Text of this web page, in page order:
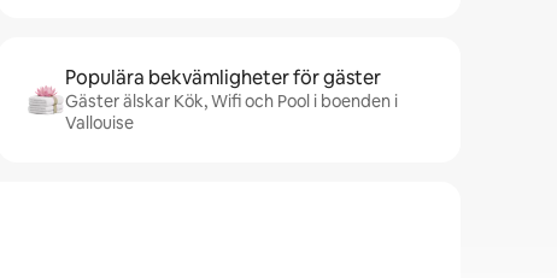
Populära bekvämligheter för gäster
Gäster älskar Kök, Wifi och Pool i boenden i
Vallouise